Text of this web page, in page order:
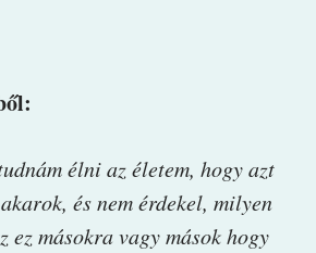
élni az életem, hogy azt
és nem érdekel, milyen
ez másokra vagy mások hogy